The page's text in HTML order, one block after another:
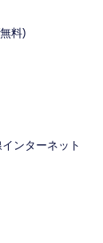
料)
ンターネット